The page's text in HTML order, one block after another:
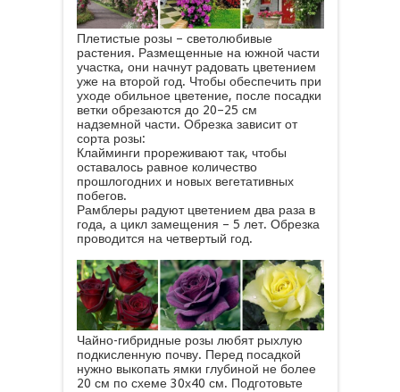
Плетистые розы – светолюбивые
растения. Размещенные на южной части
участка, они начнут радовать цветением
уже на второй год. Чтобы обеспечить при
уходе обильное цветение, после посадки
ветки обрезаются до 20–25 см
надземной части. Обрезка зависит от
сорта розы:
Клайминги прореживают так, чтобы
оставалось равное количество
прошлогодних и новых вегетативных
побегов.
Рамблеры радуют цветением два раза в
года, а цикл замещения – 5 лет. Обрезка
проводится на четвертый год.
Чайно-гибридные розы любят рыхлую
подкисленную почву. Перед посадкой
нужно выкопать ямки глубиной не более
20 см по схеме 30х40 см. Подготовьте